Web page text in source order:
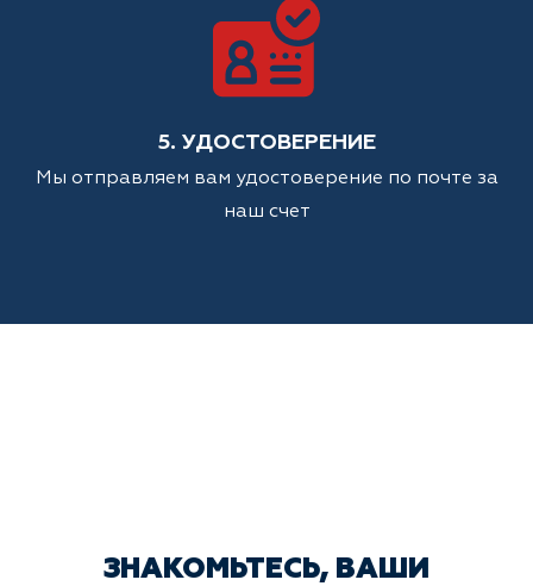
5. УДОСТОВЕРЕНИЕ
Мы отправляем вам удостоверение по почте за
наш счет
ЗНАКОМЬТЕСЬ, ВАШИ